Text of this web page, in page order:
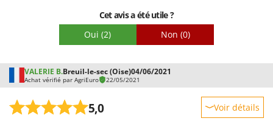
production de vapeur est vraiment puissante et le réglage du
débit aisé. Bref très contente de mon achat, je recommande
vivement cet appareil. D ailleurs je viens d en commander un
Cet avis a été utile ?
Oui (2) Non (0)
VALERIE B.Breuil-le-sec (Oise)04/06/2021
Achat vérifié par AgriEuro 22/05/2021
5,0 Voir détails